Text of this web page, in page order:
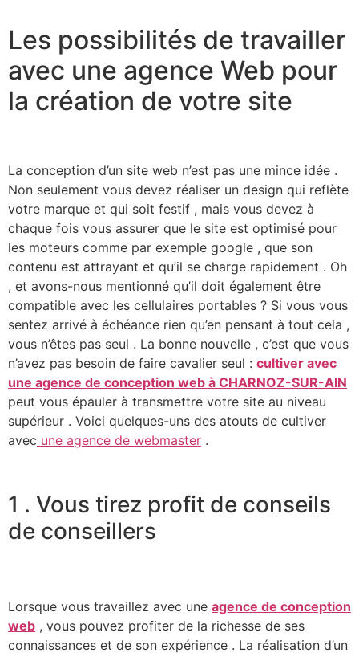
Les possibilités de travailler
avec une agence Web pour
la création de votre site
La conception d’un site web n’est pas une mince idée .
Non seulement vous devez réaliser un design qui reflète
votre marque et qui soit festif , mais vous devez à
chaque fois vous assurer que le site est optimisé pour
les moteurs comme par exemple google , que son
contenu est attrayant et qu’il se charge rapidement . Oh
, et avons-nous mentionné qu’il doit également être
compatible avec les cellulaires portables ? Si vous vous
sentez arrivé à échéance rien qu’en pensant à tout cela ,
vous n’êtes pas seul . La bonne nouvelle , c’est que vous
n’avez pas besoin de faire cavalier seul : cultiver avec
une agence de conception web à CHARNOZ-SUR-AIN
peut vous épauler à transmettre votre site au niveau
supérieur . Voici quelques-uns des atouts de cultiver
avec une agence de webmaster .
1 . Vous tirez profit de conseils
de conseillers
Lorsque vous travaillez avec une agence de conception
web , vous pouvez profiter de la richesse de ses
connaissances et de son expérience . La réalisation d’un